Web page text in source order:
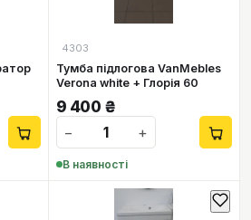
4303
Тумба підлогова VanMebles
Verona white + Глорія 60
9 400 ₴
−
+
В наявності